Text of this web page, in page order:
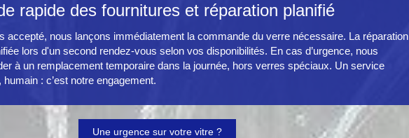
rapide des fournitures et réparation planifié
accepté, nous lançons immédiatement la commande du verre nécessaire. La réparation
lors d'un second rendez-vous selon vos disponibilités. En cas d’urgence, nous
à un remplacement temporaire dans la journée, hors verres spéciaux. Un service
: c’est notre engagement.
Une urgence sur votre vitre ?